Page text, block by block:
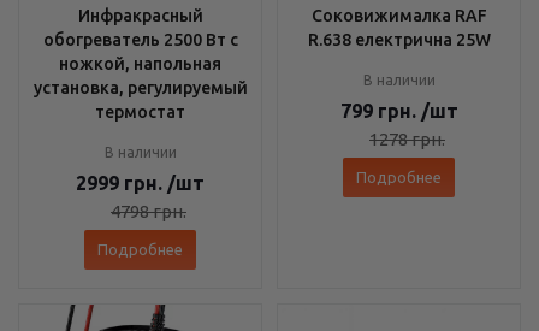
Инфракрасный
обогреватель 2500 Вт с
ножкой, напольная
установка, регулируемый
термостат
В наличии
2999 грн. /шт
4798грн.
Подробнее
Соковижималка RAF
R.638 електрична 25W
В наличии
799 грн. /шт
1278грн.
Подробнее